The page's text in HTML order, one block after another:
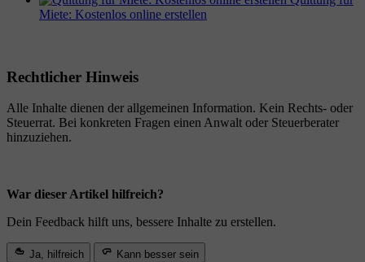
Miete: Kostenlos online erstellen
Rechtlicher Hinweis
Alle Inhalte dienen der allgemeinen Information. Kein Rechts- oder
Steuerrat. Bei konkreten Fragen einen Anwalt oder Steuerberater
hinzuziehen.
War dieser Artikel hilfreich?
Dein Feedback hilft uns, bessere Inhalte zu erstellen.
Ja, hilfreich Kann besser sein